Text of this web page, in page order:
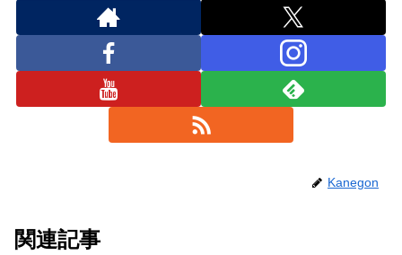
Kanegon
関連記事